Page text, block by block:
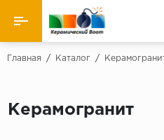
Назад
Керамическая плитка
Главная / Каталог /
Керамогранит